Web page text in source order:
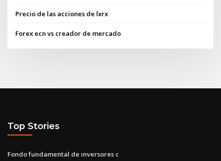
Precio de las acciones de lxrx
Forex ecn vs creador de mercado
Top Stories
Fondo fundamental de inversores c